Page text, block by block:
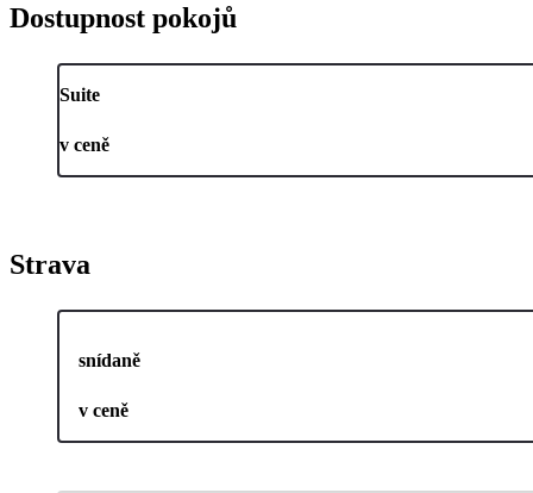
Dostupnost pokojů
Suite
v ceně
Strava
snídaně
v ceně